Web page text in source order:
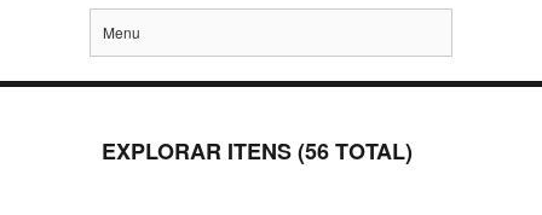
Menu
EXPLORAR ITENS (56 TOTAL)